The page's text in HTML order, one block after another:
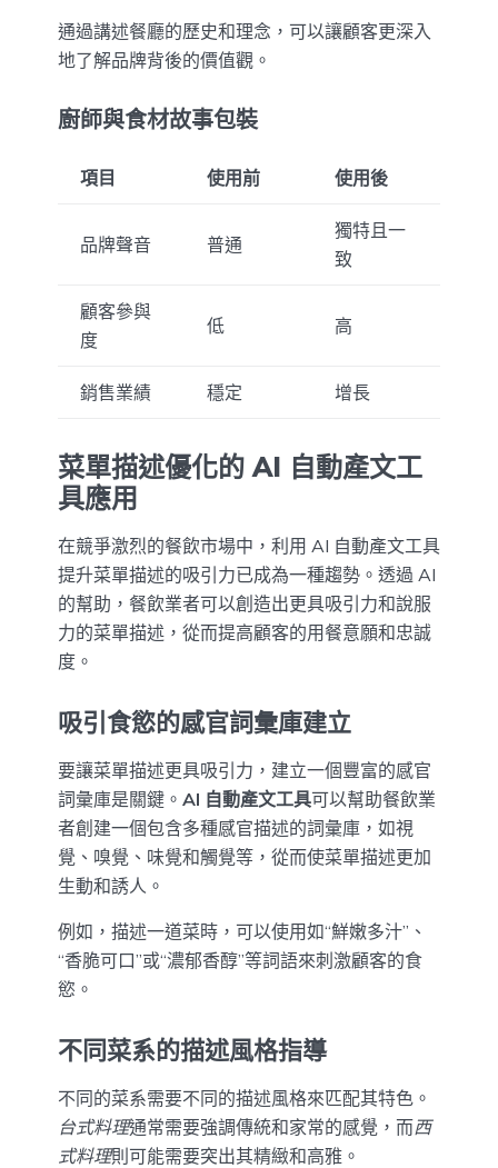
通過講述餐廳的歷史和理念，可以讓顧客更深入
地了解品牌背後的價值觀。
廚師與食材故事包裝
項目 使用前 使用後
品牌聲音 普通
獨特且一
致
顧客參與
度
低 高
銷售業績 穩定 增長
菜單描述優化的 AI 自動產文工
具應用
在競爭激烈的餐飲市場中，利用 AI 自動產文工具
提升菜單描述的吸引力已成為一種趨勢。透過 AI
的幫助，餐飲業者可以創造出更具吸引力和說服
力的菜單描述，從而提高顧客的用餐意願和忠誠
度。
吸引食慾的感官詞彙庫建立
要讓菜單描述更具吸引力，建立一個豐富的感官
詞彙庫是關鍵。 AI 自動產文工具可以幫助餐飲業
者創建一個包含多種感官描述的詞彙庫，如視
覺、嗅覺、味覺和觸覺等，從而使菜單描述更加
生動和誘人。
例如，描述一道菜時，可以使用如“鮮嫩多汁”、
“香脆可口”或“濃郁香醇”等詞語來刺激顧客的食
慾。
不同菜系的描述風格指導
不同的菜系需要不同的描述風格來匹配其特色。
台式料理通常需要強調傳統和家常的感覺，而西
式料理則可能需要突出其精緻和高雅。